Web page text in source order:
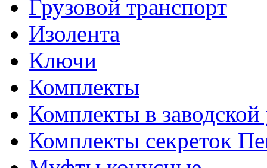
Грузовой транспорт
Изолента
Ключи
Комплекты
Комплекты в заводской
Комплекты секреток